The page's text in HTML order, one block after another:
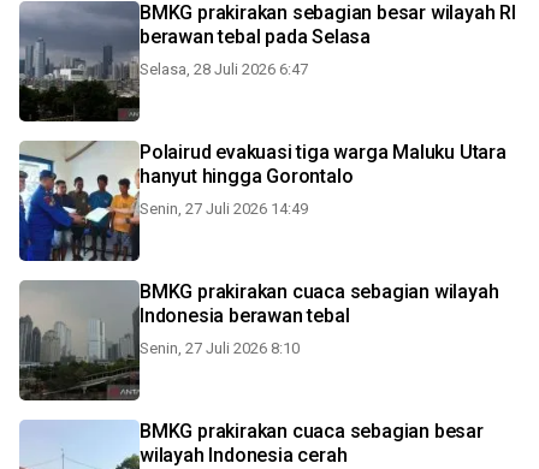
BMKG prakirakan sebagian besar wilayah RI
berawan tebal pada Selasa
Selasa, 28 Juli 2026 6:47
Polairud evakuasi tiga warga Maluku Utara
hanyut hingga Gorontalo
Senin, 27 Juli 2026 14:49
BMKG prakirakan cuaca sebagian wilayah
Indonesia berawan tebal
Senin, 27 Juli 2026 8:10
BMKG prakirakan cuaca sebagian besar
wilayah Indonesia cerah